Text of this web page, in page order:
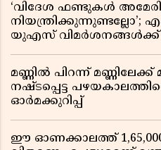
‘വിദേശ ഫണ്ടുകൾ
യുഎസ് വിമർശനങ്ങൾക്ക്
മണ്ണിൽ പിറന്ന്
നഷ്ടപ്പെട്ട
ഓർമക്കുറിപ്പ്
ഈ ഓണക്കാലത്ത്